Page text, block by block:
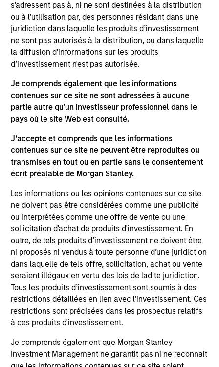
s'adressent pas à, ni ne sont destinées à la distribution
ou à l'utilisation par, des personnes résidant dans une
juridiction dans laquelle les produits d’investissement
ne sont pas autorisés à la distribution, ou dans laquelle
la diffusion d'informations sur les produits
d’investissement n'est pas autorisée.
Je comprends également que les informations
contenues sur ce site ne sont adressées à aucune
partie autre qu’un investisseur professionnel dans le
pays où le site Web est consulté.
J’accepte et comprends que les informations
contenues sur ce site ne peuvent être reproduites ou
transmises en tout ou en partie sans le consentement
écrit préalable de Morgan Stanley.
Les informations ou les opinions contenues sur ce site
ne doivent pas être considérées comme une publicité
ou interprétées comme une offre de vente ou une
sollicitation d'achat de produits d'investissement. En
outre, de tels produits d’investissement ne doivent être
ni proposés ni vendus à toute personne d’une juridiction
dans laquelle de tels offre, sollicitation, achat ou vente
seraient illégaux en vertu des lois de ladite juridiction.
Tous les produits d’investissement sont soumis à des
restrictions détaillées en lien avec l'investissement. Ces
restrictions sont précisées dans les prospectus relatifs
à ces produits d'investissement.
Je comprends également que Morgan Stanley
Investment Management ne garantit pas ni ne reconnait
May not represent all Team Members.
The information on this page is for informational
not constitute and should not be construed as an
offering of advisory services or an offer to sell or a
solicitation of an offer to buy any securities in any
jurisdiction in which such offer or solicitation,
purchase or sale would be unlawful under the
All investing involves risks, including a loss of principal.
Please refer to the strategy detail page for important
information on the strategy, including additional risk
Morgan Stanley
Morgan Stanley Careers